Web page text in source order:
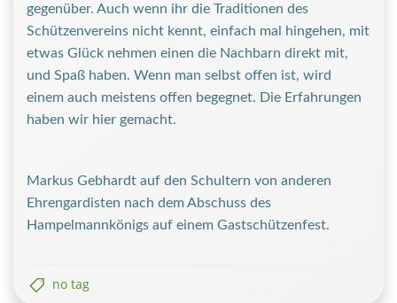
gegenüber. Auch wenn ihr die Traditionen des
Schützenvereins nicht kennt, einfach mal hingehen, mit
etwas Glück nehmen einen die Nachbarn direkt mit,
und Spaß haben. Wenn man selbst offen ist, wird
einem auch meistens offen begegnet. Die Erfahrungen
haben wir hier gemacht.
Markus Gebhardt auf den Schultern von anderen
Ehrengardisten nach dem Abschuss des
Hampelmannkönigs auf einem Gastschützenfest.
no tag